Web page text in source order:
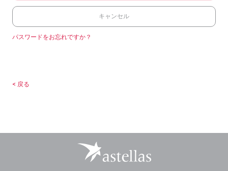
キャンセル
パスワードをお忘れですか？
< 戻る